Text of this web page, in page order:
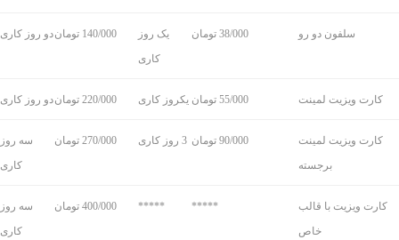
سلفون دو رو 38/000 تومان
یک روز
کاری
140/000 تومان دو روز کاری
کارت ویزیت لمینت 55/000 تومان یکروز کاری 220/000 تومان دو روز کاری
کارت ویزیت لمینت
برجسته
90/000 تومان 3 روز کاری 270/000 تومان
سه روز
کاری
کارت ویزیت با قالب
خاص
*****
***** 400/000 تومان
سه روز
کاری